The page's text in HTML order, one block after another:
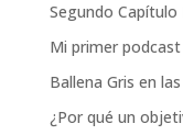
Segundo
Mi primer
Ballena Gris en
¿Por qué un